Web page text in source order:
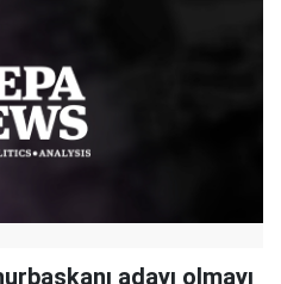
adayı olmayı